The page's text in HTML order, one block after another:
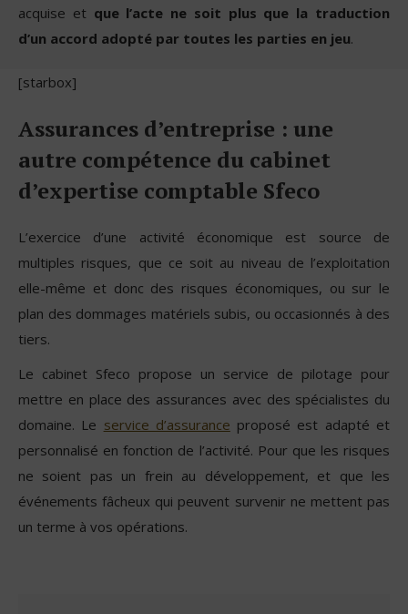
acquise et que l’acte ne soit plus que la traduction
d’un accord adopté par toutes les parties en jeu.
[starbox]
Assurances d’entreprise : une
autre compétence du cabinet
d’expertise comptable Sfeco
L’exercice d’une activité économique est source de
multiples risques, que ce soit au niveau de l’exploitation
elle-même et donc des risques économiques, ou sur le
plan des dommages matériels subis, ou occasionnés à des
tiers.
Le cabinet Sfeco propose un service de pilotage pour
mettre en place des assurances avec des spécialistes du
domaine. Le service d’assurance proposé est adapté et
personnalisé en fonction de l’activité. Pour que les risques
ne soient pas un frein au développement, et que les
événements fâcheux qui peuvent survenir ne mettent pas
un terme à vos opérations.